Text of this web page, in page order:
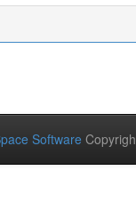
Software